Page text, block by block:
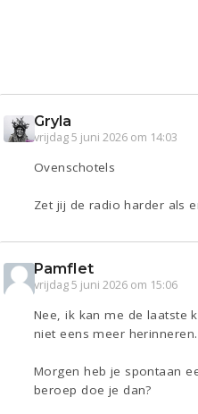
Gryla
vrijdag 5 juni 2026 om 14:03
Ovenschotels
Zet jij de radio harder als
Pamflet
vrijdag 5 juni 2026 om 15:06
Nee, ik kan me de laatste
niet eens meer herinneren.
Morgen heb je spontaan
beroep doe je dan?